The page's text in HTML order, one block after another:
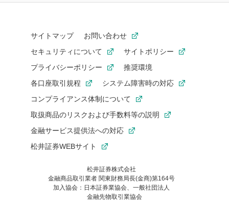
らくらく振替入金 ネットリンク入金
Google Chrome Microsoft Edge
PC スマートフォン
松井証券からのお知らせ
重要なお知らせ
サイトマップ
お問い合わせ
セキュリティについて
サイトポリシー
プライバシーポリシー
推奨環境
各口座取引規程
システム障害時の対応
コンプライアンス体制について
取扱商品のリスクおよび手数料等の説明
金融サービス提供法への対応
松井証券WEBサイト
松井証券株式会社
金融商品取引業者 関東財務局長(金商)第164号
加入協会：日本証券業協会、一般社団法人
金融先物取引業協会